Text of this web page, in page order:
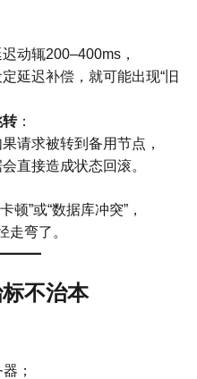
动辄200–400ms，
延迟补偿，就可能出现“旧
转：
请求被转到备用节点，
直接造成状态回滚。
顿”或“数据库冲突”，
弯了。
不治本
；